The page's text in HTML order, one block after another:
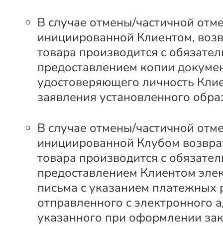
В случае отмены/частичной
инициированной Клиентом,
товара производится с
предоставлением копии
удостоверяющего личность
заявления установленного
В случае отмены/частичной
инициированной Клубом
товара производится с
предоставлением Клиентом
письма с указанием платежных
отправленного с электронного
указанного при оформлении